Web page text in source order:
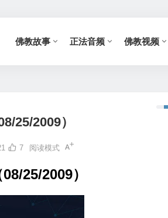
佛教故事 正法音频 佛教视频
25/2009）
7 阅读模式
25/2009）